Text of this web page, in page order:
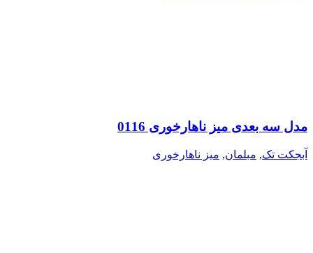
مدل سه بعدی میز ناهارخوری 0116
آبجکت تک, مبلمان, میز ناهارخوری